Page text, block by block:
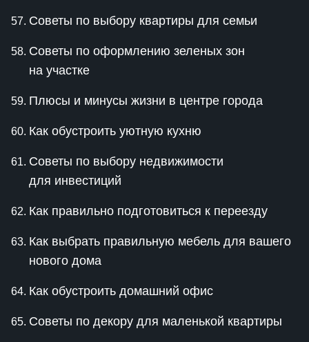
Советы по выбору квартиры для семьи
Советы по оформлению зеленых зон
на участке
Плюсы и минусы жизни в центре города
Как обустроить уютную кухню
Советы по выбору недвижимости
для инвестиций
Как правильно подготовиться к переезду
Как выбрать правильную мебель для вашего
нового дома
Как обустроить домашний офис
Советы по декору для маленькой квартиры